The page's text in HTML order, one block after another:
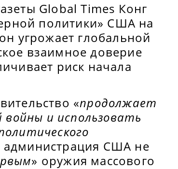
Global Times Конг
политики» США на
угрожает глобальной
взаимное доверие
риск начала
«продолжает
и использовать
администрация США не
» оружия массового